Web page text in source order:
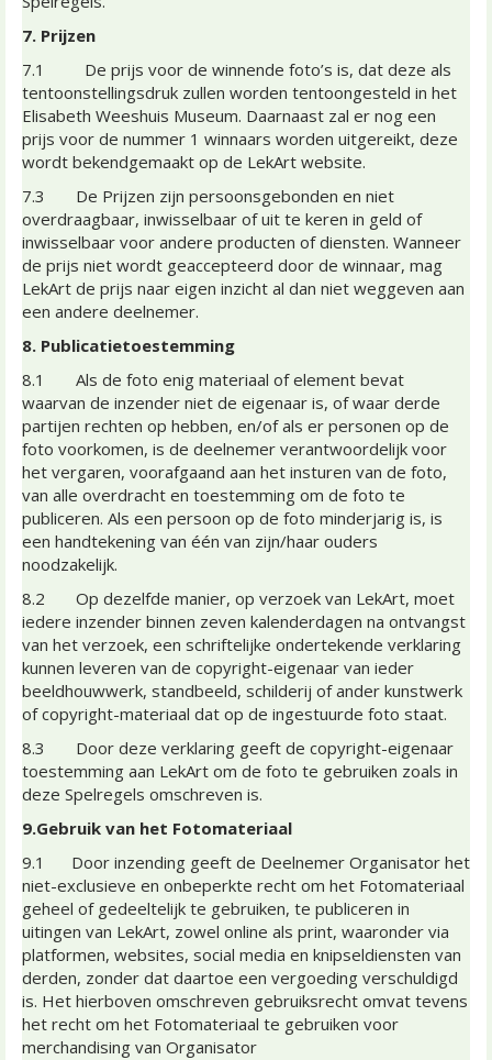
7. Prijzen
7.1 De prijs voor de winnende foto’s is, dat deze als
tentoonstellingsdruk zullen worden tentoongesteld in het
Elisabeth Weeshuis Museum. Daarnaast zal er nog een
prijs voor de nummer 1 winnaars worden uitgereikt, deze
wordt bekendgemaakt op de LekArt website.
7.3 De Prijzen zijn persoonsgebonden en niet
overdraagbaar, inwisselbaar of uit te keren in geld of
inwisselbaar voor andere producten of diensten. Wanneer
de prijs niet wordt geaccepteerd door de winnaar, mag
LekArt de prijs naar eigen inzicht al dan niet weggeven aan
een andere deelnemer.
8. Publicatietoestemming
8.1 Als de foto enig materiaal of element bevat
waarvan de inzender niet de eigenaar is, of waar derde
partijen rechten op hebben, en/of als er personen op de
foto voorkomen, is de deelnemer verantwoordelijk voor
het vergaren, voorafgaand aan het insturen van de foto,
van alle overdracht en toestemming om de foto te
publiceren. Als een persoon op de foto minderjarig is, is
een handtekening van één van zijn/haar ouders
noodzakelijk.
8.2 Op dezelfde manier, op verzoek van LekArt, moet
iedere inzender binnen zeven kalenderdagen na ontvangst
van het verzoek, een schriftelijke ondertekende verklaring
kunnen leveren van de copyright-eigenaar van ieder
beeldhouwwerk, standbeeld, schilderij of ander kunstwerk
of copyright-materiaal dat op de ingestuurde foto staat.
8.3 Door deze verklaring geeft de copyright-eigenaar
toestemming aan LekArt om de foto te gebruiken zoals in
deze Spelregels omschreven is.
9.Gebruik van het Fotomateriaal
9.1 Door inzending geeft de Deelnemer Organisator het
niet-exclusieve en onbeperkte recht om het Fotomateriaal
geheel of gedeeltelijk te gebruiken, te publiceren in
uitingen van LekArt, zowel online als print, waaronder via
platformen, websites, social media en knipseldiensten van
derden, zonder dat daartoe een vergoeding verschuldigd
is. Het hierboven omschreven gebruiksrecht omvat tevens
het recht om het Fotomateriaal te gebruiken voor
merchandising van Organisator